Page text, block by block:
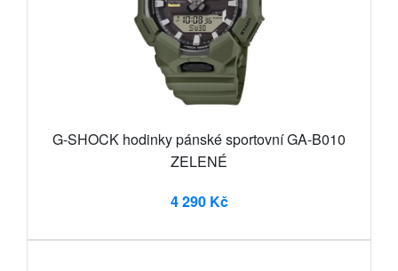
G-SHOCK hodinky pánské sportovní GA-B010
ZELENÉ
4 290 Kč